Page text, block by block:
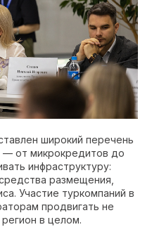
широкий перечень
от микрокредитов до
инфраструктуру:
размещения,
Участие туркомпаний в
продвигать не
в целом.